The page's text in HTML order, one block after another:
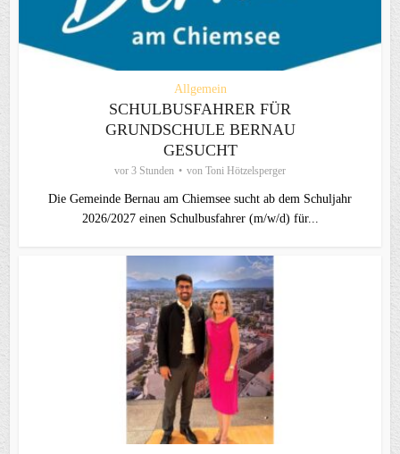
Allgemein
SCHULBUSFAHRER FÜR
GRUNDSCHULE BERNAU
GESUCHT
vor 3 Stunden von Toni Hötzelsperger
Die Gemeinde Bernau am Chiemsee sucht ab dem Schuljahr
2026/2027 einen Schulbusfahrer (m/w/d) für...